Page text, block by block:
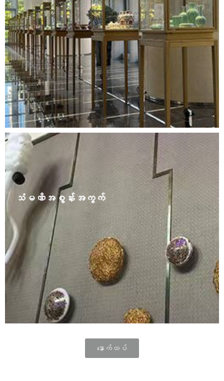
Elegant and luxurious, noble but not vulgar, it naturally
reveals its grand style and highlights its fine
workmanship, smooth solder joints, uniform gloss,
durability, and long service life. Whether it is a casual
shop full of romance or a luxury brand counter, it can
be perfectly matched.
သံမဏိအစွန်းအကွက်
Polished Stainless Steel Tile Trim is a highly durable
and visually appealing tile edge and accent option. It is
made of high-quality stainless steel and has excellent
resistance to corrosion and mechanical stress. This
trim is ideal for both commercial and ……
နောက်ထပ်